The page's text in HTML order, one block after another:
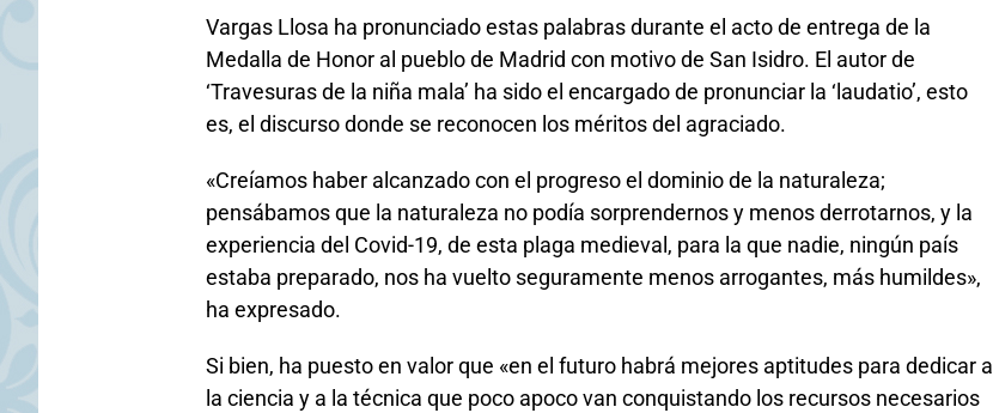
Vargas Llosa ha pronunciado estas palabras durante el acto de entrega de la
Medalla de Honor al pueblo de Madrid con motivo de San Isidro. El autor de
‘Travesuras de la niña mala’ ha sido el encargado de pronunciar la ‘laudatio’, esto
es, el discurso donde se reconocen los méritos del agraciado.
«Creíamos haber alcanzado con el progreso el dominio de la naturaleza;
pensábamos que la naturaleza no podía sorprendernos y menos derrotarnos, y la
experiencia del Covid-19, de esta plaga medieval, para la que nadie, ningún país
estaba preparado, nos ha vuelto seguramente menos arrogantes, más humildes»,
ha expresado.
Si bien, ha puesto en valor que «en el futuro habrá mejores aptitudes para dedicar a
la ciencia y a la técnica que poco apoco van conquistando los recursos necesarios